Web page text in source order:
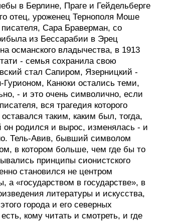
в Берлине, Праге и Гейдельберге
отец, уроженец Тернополя Моше
Сара Браверман, со
из Бессарабии в Эрец
османского владычества, в 1913
- семья сохранила свою
стал Сапиром, Язерницкий -
Канюки остались теми,
- и это очень символично, если
вся трагедия которого
таким, каким был, тогда,
он родился и вырос, изменялась - и
Тель-Авив, бывший символом
в котором больше, чем где бы то
принципы сионистского
становился не центром
а «государством в государстве», в
литературы и искусства,
города и его северных
кому читать и смотреть, и где